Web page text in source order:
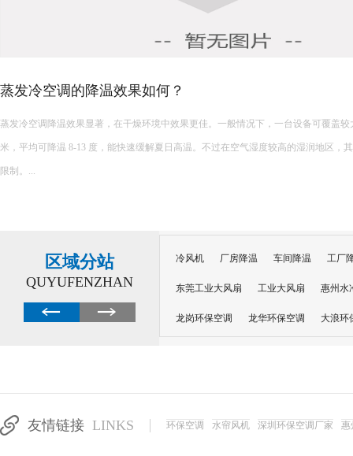
环保空调降温原理
环保空调的降温原理主要基于水蒸发吸热的特性，以下是对其降温原理的详细解释： 一、核心原
内部配置有湿润的过滤媒介，如湿帘或湿纱窗。当风扇吹出的风经过这些湿
区域分站
QUYUFENZHAN
冷风机 厂房降温 车间降温 工厂
东莞工业大风扇 工业大风扇 惠州水
龙岗环保空调 龙华环保空调 大浪环
友情链接 LINKS 环保空调 水帘风机 深圳环保空调厂家 惠